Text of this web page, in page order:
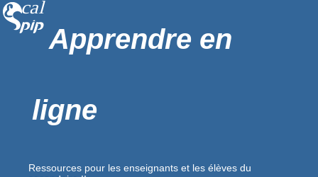
Apprendre en
ligne
Ressources pour les enseignants et les élèves du